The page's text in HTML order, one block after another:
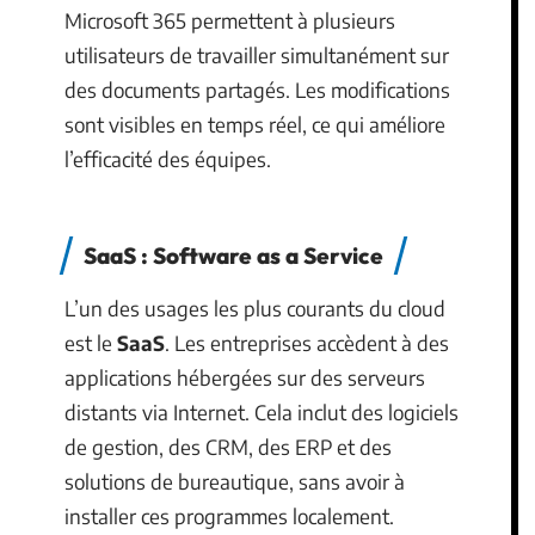
Microsoft 365 permettent à plusieurs
utilisateurs de travailler simultanément sur
des documents partagés. Les modifications
sont visibles en temps réel, ce qui améliore
l’efficacité des équipes.
SaaS : Software as a Service
L’un des usages les plus courants du cloud
est le SaaS. Les entreprises accèdent à des
applications hébergées sur des serveurs
distants via Internet. Cela inclut des logiciels
de gestion, des CRM, des ERP et des
solutions de bureautique, sans avoir à
installer ces programmes localement.